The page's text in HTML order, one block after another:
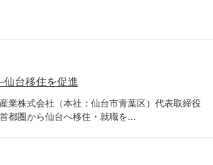
台移住を促進
業株式会社（本社：仙台市青葉区）代表取締役
都圏から仙台へ移住・就職を...